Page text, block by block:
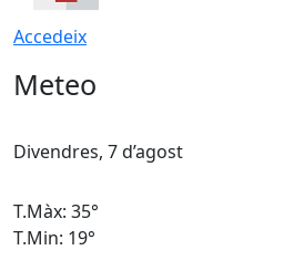
Accedeix
Meteo
Divendres, 7 d’agost
T.Màx: 35°
T.Min: 19°